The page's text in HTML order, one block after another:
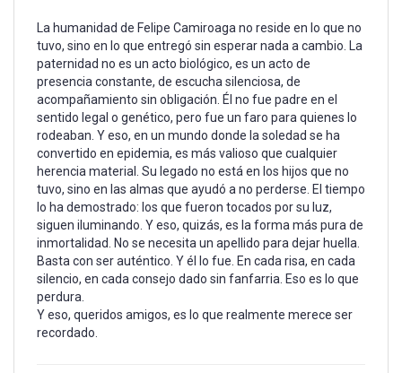
La humanidad de Felipe Camiroaga no reside en lo que no
tuvo, sino en lo que entregó sin esperar nada a cambio. La
paternidad no es un acto biológico, es un acto de
presencia constante, de escucha silenciosa, de
acompañamiento sin obligación. Él no fue padre en el
sentido legal o genético, pero fue un faro para quienes lo
rodeaban. Y eso, en un mundo donde la soledad se ha
convertido en epidemia, es más valioso que cualquier
herencia material. Su legado no está en los hijos que no
tuvo, sino en las almas que ayudó a no perderse. El tiempo
lo ha demostrado: los que fueron tocados por su luz,
siguen iluminando. Y eso, quizás, es la forma más pura de
inmortalidad. No se necesita un apellido para dejar huella.
Basta con ser auténtico. Y él lo fue. En cada risa, en cada
silencio, en cada consejo dado sin fanfarria. Eso es lo que
perdura.
Y eso, queridos amigos, es lo que realmente merece ser
recordado.